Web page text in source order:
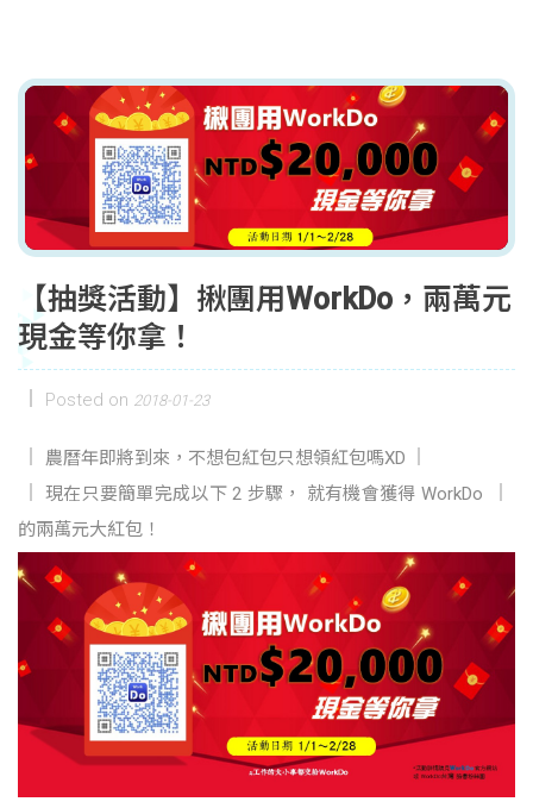
【抽獎活動】揪團用WorkDo，兩萬元
現金等你拿！
Posted on 2018-01-23
農曆年即將到來，不想包紅包只想領紅包嗎XD
現在只要簡單完成以下 2 步驟， 就有機會獲得 WorkDo
的兩萬元大紅包！